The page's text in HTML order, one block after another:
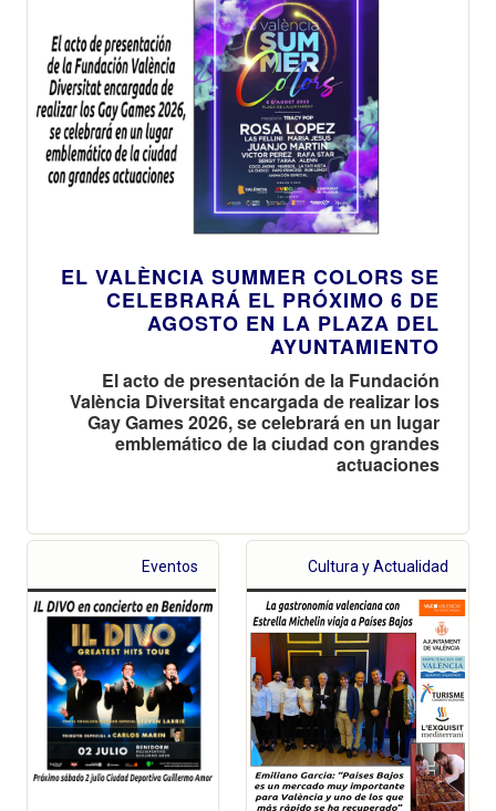
EL VALÈNCIA SUMMER COLORS SE
CELEBRARÁ EL PRÓXIMO 6 DE
AGOSTO EN LA PLAZA DEL
AYUNTAMIENTO
El acto de presentación de la Fundación
València Diversitat encargada de realizar los
Gay Games 2026, se celebrará en un lugar
emblemático de la ciudad con grandes
actuaciones
Eventos Cultura y Actualidad